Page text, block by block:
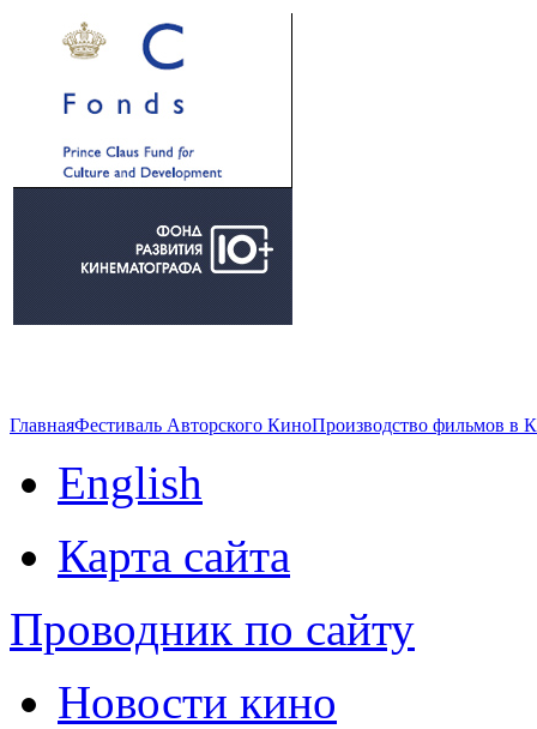
ГлавнаяФестиваль Авторского КиноПроизводство фильмов в
English
Карта сайта
Проводник по сайту
Новости кино